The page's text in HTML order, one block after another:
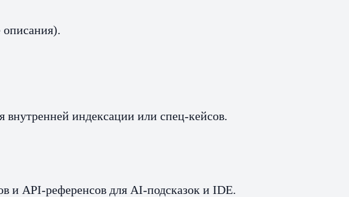
индексации или спец‑кейсов.
и API‑референсов для AI‑подсказок и IDE.